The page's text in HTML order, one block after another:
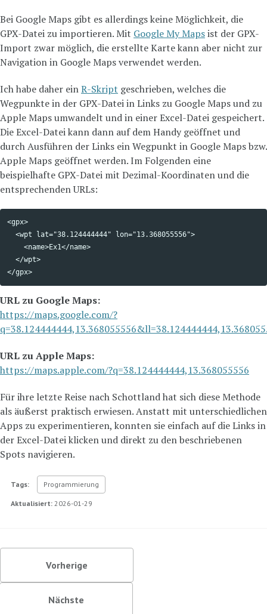
Bei Google Maps gibt es allerdings keine Möglichkeit, die
GPX-Datei zu importieren. Mit Google My Mapsist der GPX-
Import zwar möglich, die erstellte Karte kann aber nicht zur
Navigation in Google Maps verwendet werden.
Ich habe daher einR-Skript geschrieben, welches die
Wegpunkte in der GPX-Datei in Links zu Google Maps und zu
Apple Maps umwandelt und in einer Excel-Datei gespeichert.
Die Excel-Datei kann dann auf dem Handy geöffnet und
durch Ausführen der Links ein Wegpunkt in Google Maps bzw.
Apple Maps geöffnet werden. Im Folgenden eine
beispielhafte GPX-Datei mit Dezimal-Koordinaten und die
entsprechenden URLs:
Copy code
<gpx>
  <wpt lat="38.124444444" lon="13.368055556">
    <name>Ex1</name>
  </wpt>
URL zu Google Maps:
https://maps.google.com/?
URL zu Apple Maps:
https://maps.apple.com/?q=38.124444444,13.368055556
Für ihre letzte Reise nach Schottland hat sich diese Methode
als äußerst praktisch erwiesen. Anstatt mit unterschiedlichen
Apps zu experimentieren, konnten sie einfach auf die Links in
der Excel-Datei klicken und direkt zu den beschriebenen
Spots navigieren.
Tags: Programmierung
Aktualisiert: 2026-01-29
Vorherige
Nächste